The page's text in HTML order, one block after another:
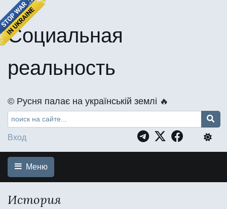
Социальная
реальность
©️ Русня палає на українській землі 🔥
Вход
Меню
История